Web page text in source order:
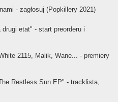
- zagłosuj (Popkillery 2021)
etat" - start preorderu i
2115, Malik, Wane... - premiery
Restless Sun EP" - tracklista,